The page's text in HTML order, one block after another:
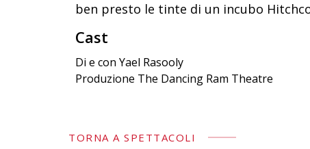
ben presto le tinte di un incubo
Cast
Di e con Yael Rasooly
Produzione The Dancing Ram Theatre
TORNA A SPETTACOLI